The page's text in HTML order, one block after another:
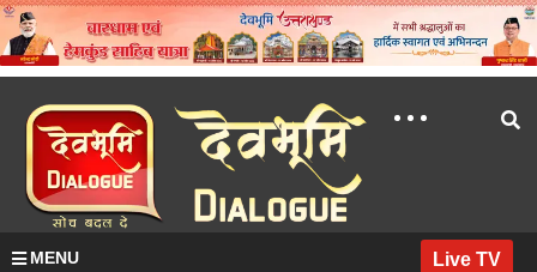
MENU Live TV